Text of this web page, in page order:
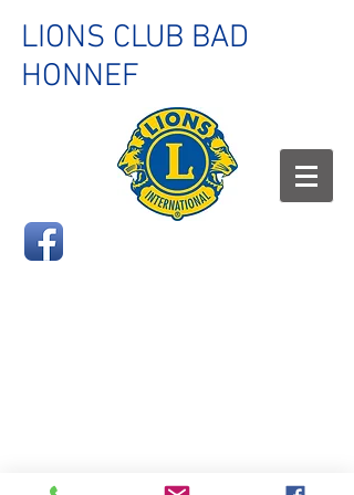
LIONS CLUB BAD
HONNEF